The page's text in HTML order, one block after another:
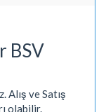
BSV
Alış ve Satış
olabilir.